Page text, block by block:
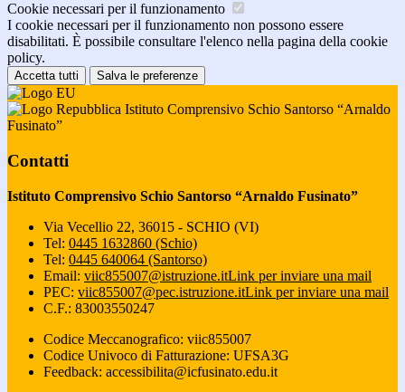
Cookie necessari per il funzionamento
I cookie necessari per il funzionamento non possono essere
disabilitati. È possibile consultare l'elenco nella pagina della cookie
policy.
Accetta tutti Salva le preferenze
Istituto Comprensivo Schio Santorso “Arnaldo
Fusinato”
Contatti
Istituto Comprensivo Schio Santorso “Arnaldo Fusinato”
Via Vecellio 22, 36015 - SCHIO (VI)
Tel: 0445 1632860 (Schio)
Tel: 0445 640064 (Santorso)
Email: viic855007@istruzione.itLink per inviare una mail
PEC: viic855007@pec.istruzione.itLink per inviare una mail
C.F.: 83003550247
Codice Meccanografico: viic855007
Codice Univoco di Fatturazione: UFSA3G
Feedback: accessibilita@icfusinato.edu.it